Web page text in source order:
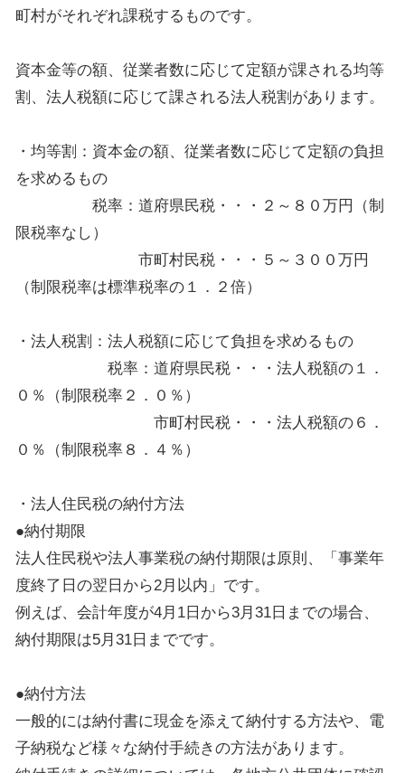
町村がそれぞれ課税するものです。
資本金等の額、従業者数に応じて定額が課される均等
割、法人税額に応じて課される法人税割があります。
・均等割：資本金の額、従業者数に応じて定額の負担
を求めるもの
税率：道府県民税・・・２～８０万円（制
限税率なし）
市町村民税・・・５～３００万円
（制限税率は標準税率の１．２倍）
・法人税割：法人税額に応じて負担を求めるもの
税率：道府県民税・・・法人税額の１．
０％（制限税率２．０％）
市町村民税・・・法人税額の６．
０％（制限税率８．４％）
・法人住民税の納付方法
●納付期限
法人住民税や法人事業税の納付期限は原則、「事業年
度終了日の翌日から2月以内」です。
例えば、会計年度が4月1日から3月31日までの場合、
納付期限は5月31日までです。
●納付方法
一般的には納付書に現金を添えて納付する方法や、電
子納税など様々な納付手続きの方法があります。